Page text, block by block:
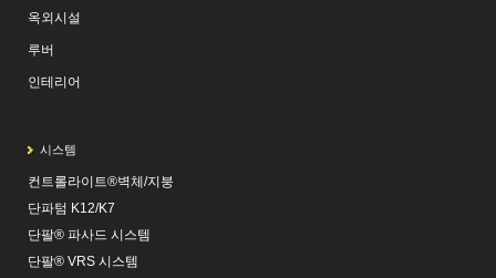
옥외시설
루버
인테리어
시스템
컨트롤라이트®벽체/지붕
단파텀 K12/K7
단팔® 파사드 시스템
단팔® VRS 시스템